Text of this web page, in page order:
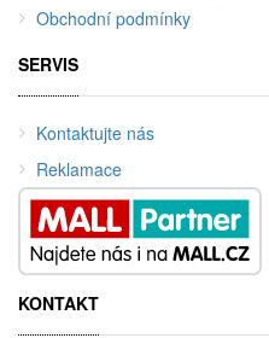
Obchodní podmínky
SERVIS
Kontaktujte nás
Reklamace
KONTAKT